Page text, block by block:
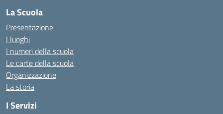
La Scuola
Presentazione
I luoghi
I numeri della scuola
Le carte della scuola
Organizzazione
La storia
I Servizi